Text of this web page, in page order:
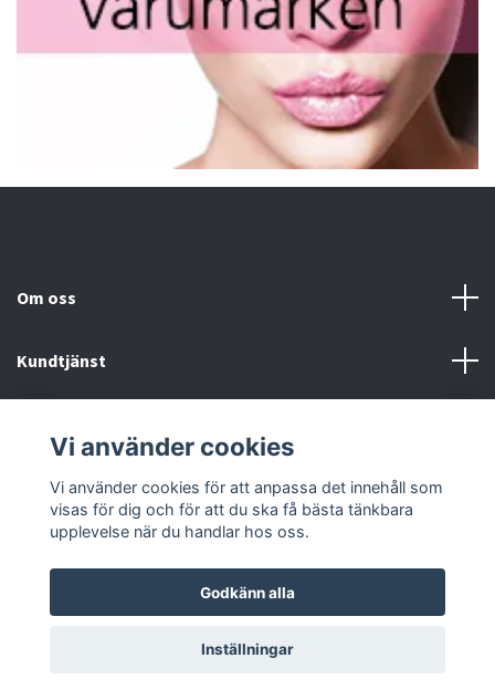
Om oss
Kundtjänst
Sociala medier
© 2026 Onstyle
Vi använder cookies
Vi använder cookies för att anpassa det innehåll som
visas för dig och för att du ska få bästa tänkbara
upplevelse när du handlar hos oss.
Godkänn alla
Inställningar